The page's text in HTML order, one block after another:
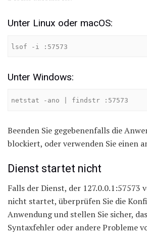
Unter Linux oder macOS:
lsof -i :57573
Unter Windows:
netstat -ano | findstr :57573
Beenden Sie gegebenenfalls die
blockiert, oder verwenden Sie einen
Dienst startet nicht
Falls der Dienst, der 127.0.0.1:57573
nicht startet, überprüfen Sie die
Anwendung und stellen Sie sicher,
Syntaxfehler oder andere Probleme